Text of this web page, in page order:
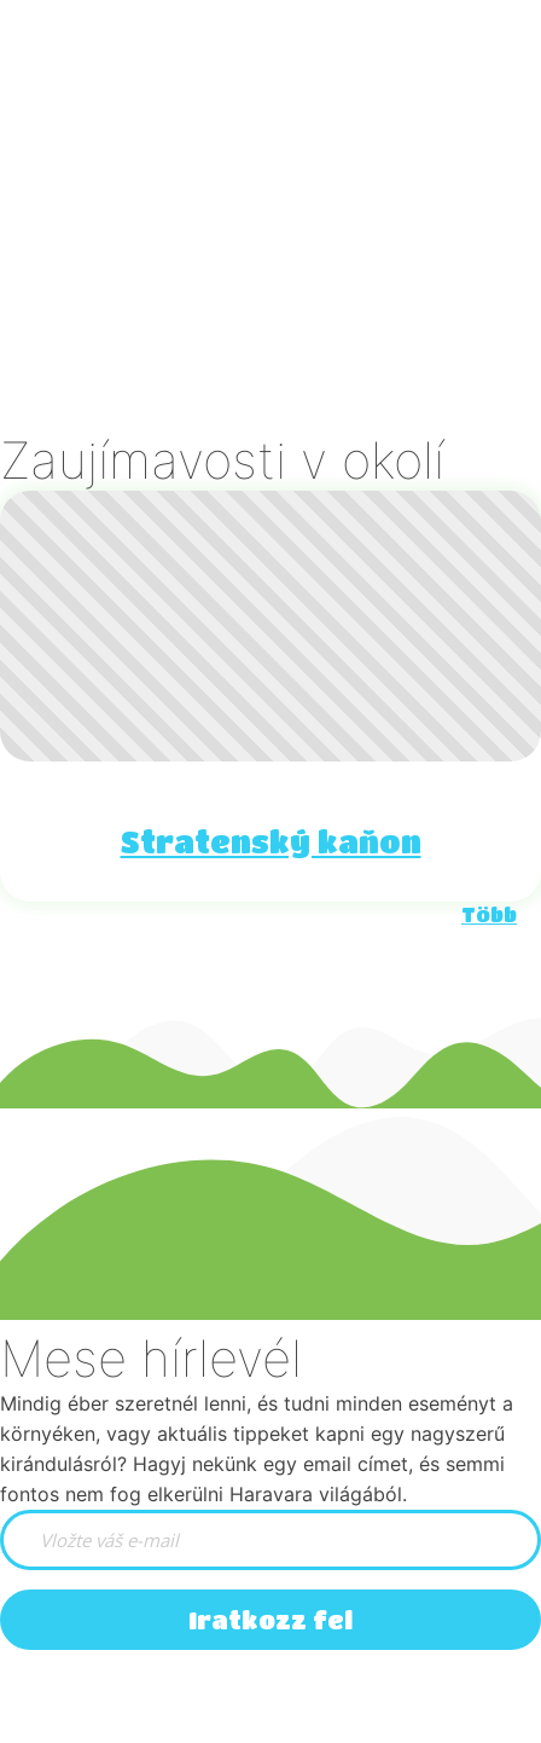
Zaujímavosti v okolí
Stratenský kaňon
Több
Mese hírlevél
Mindig éber szeretnél lenni, és tudni minden eseményt a
környéken, vagy aktuális tippeket kapni egy nagyszerű
kirándulásról? Hagyj nekünk egy email címet, és semmi
fontos nem fog elkerülni Haravara világából.
Iratkozz fel